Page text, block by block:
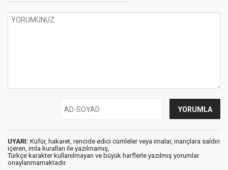
UYARI: Küfür, hakaret, rencide edici cümleler veya imalar, inançlara saldırı
içeren, imla kuralları ile yazılmamış,
Türkçe karakter kullanılmayan ve büyük harflerle yazılmış yorumlar
onaylanmamaktadır.